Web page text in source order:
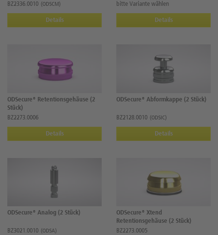
BZ2336.0010 (ODSCM)
Details
bitte Variante wählen
Details
ODSecure® Retentionsgehäuse (2
Stück)
BZ2273.0006
Details
ODSecure® Abformkappe (2 Stück)
BZ2128.0010 (ODSIC)
Details
ODSecure® Analog (2 Stück)
BZ3021.0010 (ODSA)
ODSecure® Xtend
Retentionsgehäuse (2 Stück)
BZ2273.0005